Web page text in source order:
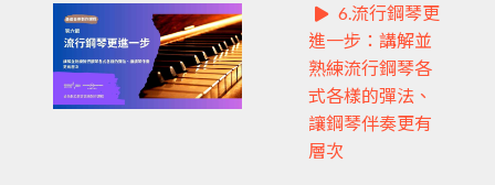
6.流行鋼琴更
進一步：講解並
熟練流行鋼琴各
式各樣的彈法、
讓鋼琴伴奏更有
層次